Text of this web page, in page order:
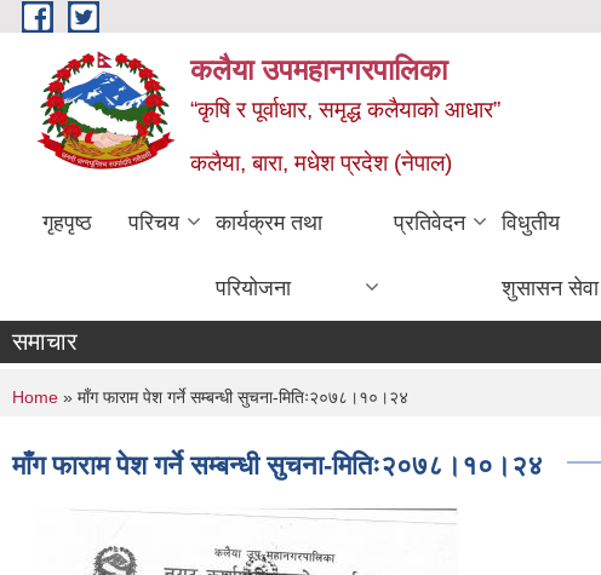
Skip to main content
कलैया उपमहानगरपालिका
“कृषि र पूर्वाधार, समृद्ध कलैयाको आधार”
कलैया, बारा, मधेश प्रदेश (नेपाल)
गृहपृष्ठ परिचय कार्यक्रम तथा
परियोजना
प्रतिवेदन विधुतीय
शुसासन सेवा
समाचार
You are here
Home » माँग फाराम पेश गर्ने सम्बन्धी सुचना-मितिः२०७८।१०।२४
माँग फाराम पेश गर्ने सम्बन्धी सुचना-मितिः२०७८।१०।२४